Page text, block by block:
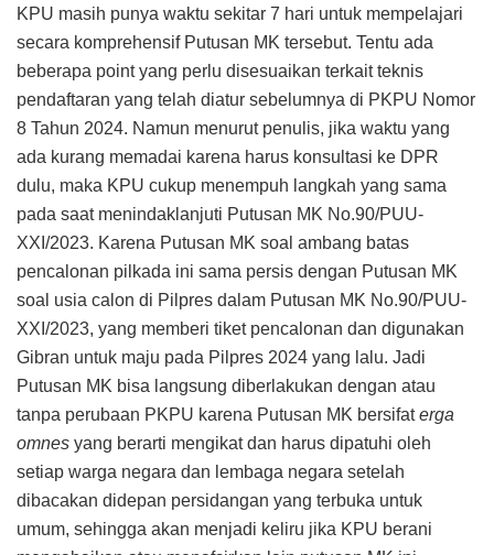
KPU masih punya waktu sekitar 7 hari untuk mempelajari
secara komprehensif Putusan MK tersebut. Tentu ada
beberapa point yang perlu disesuaikan terkait teknis
pendaftaran yang telah diatur sebelumnya di PKPU Nomor
8 Tahun 2024. Namun menurut penulis, jika waktu yang
ada kurang memadai karena harus konsultasi ke DPR
dulu, maka KPU cukup menempuh langkah yang sama
pada saat menindaklanjuti Putusan MK No.90/PUU-
XXI/2023. Karena Putusan MK soal ambang batas
pencalonan pilkada ini sama persis dengan Putusan MK
soal usia calon di Pilpres dalam Putusan MK No.90/PUU-
XXI/2023, yang memberi tiket pencalonan dan digunakan
Gibran untuk maju pada Pilpres 2024 yang lalu. Jadi
Putusan MK bisa langsung diberlakukan dengan atau
tanpa perubaan PKPU karena Putusan MK bersifaterga
omnes yang berarti mengikat dan harus dipatuhi oleh
setiap warga negara dan lembaga negara setelah
dibacakan didepan persidangan yang terbuka untuk
umum, sehingga akan menjadi keliru jika KPU berani